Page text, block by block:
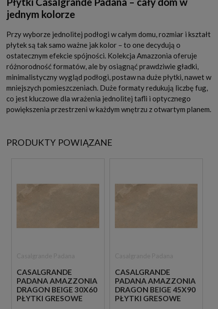
jednym kolorze
Przy wyborze jednolitej podłogi w całym domu, rozmiar i kształt
płytek są tak samo ważne jak kolor – to one decydują o
ostatecznym efekcie spójności. Kolekcja Amazzonia oferuje
różnorodność formatów, ale by osiągnąć prawdziwie gładki,
minimalistyczny wygląd podłogi, postaw na duże płytki, nawet w
mniejszych pomieszczeniach. Duże formaty redukują liczbę fug,
co jest kluczowe dla wrażenia jednolitej tafli i optycznego
powiększenia przestrzeni w każdym wnętrzu z otwartym planem.
PRODUKTY POWIĄZANE
CASALGRANDE
PADANA AMAZZONIA
DRAGON BEIGE 30X60
PŁYTKI GRESOWE
CASALGRANDE
PADANA AMAZZONIA
DRAGON BEIGE 45X90
PŁYTKI GRESOWE